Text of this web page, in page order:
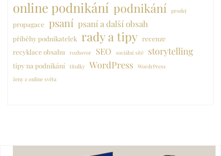
online podnikání podnikání prodej
propagace psaní psaní a další obsah
příběhy podnikatelek rady a tipy recenze
recyklace obsahu
rozhovor SEO sociální sítě storytelling
tipy na podnikání titulky WordPress WordrPress
ženy z online světa